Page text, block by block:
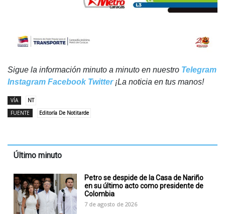
Sigue la información minuto a minuto en nuestro Telegram
Instagram Facebook Twitter¡La noticia en tus manos!
VÍA
NT
FUENTE
Editoría De Notitarde
Último minuto
Petro se despide de la Casa de Nariño
en su último acto como presidente de
Colombia
7 de agosto de 2026